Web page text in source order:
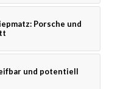
Porsche und
und potentiell